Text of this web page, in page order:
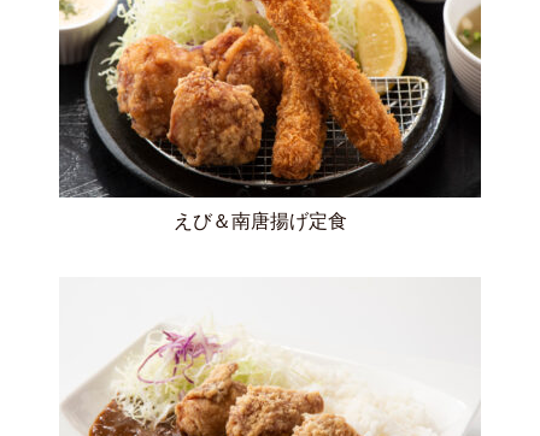
えび＆南唐揚げ定食